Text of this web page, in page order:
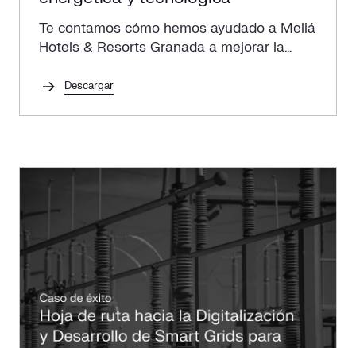
Te contamos cómo hemos ayudado a Meliá
Hotels & Resorts Granada a mejorar la
estancia inolvidable.
Descargar